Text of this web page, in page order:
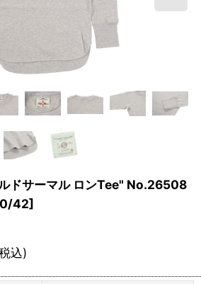
ドサーマル ロンTee" No.26508
42]
込)